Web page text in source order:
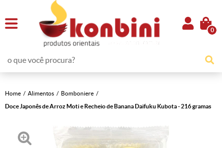
0
Home Alimentos
Bomboniere
Doce Japonês de Arroz Moti e Recheio de Banana Daifuku Kubota - 216 gramas